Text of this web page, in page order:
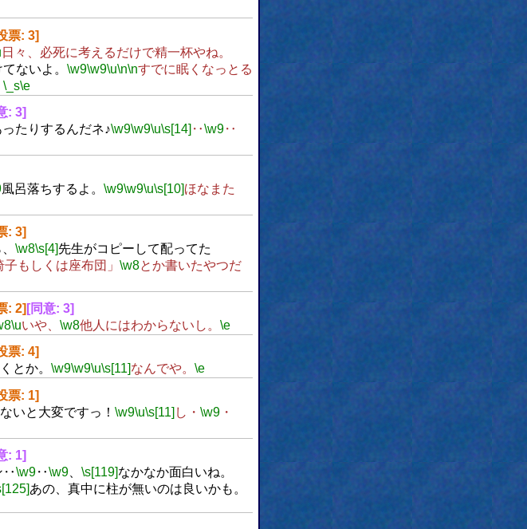
票: 3]
日々、必死に考えるだけで精一杯やね。
ないよ。 \w9\w9\u\n\nすでに眠くなっとる
\_s\e
: 3]
たりするんだネ♪\w9\w9\u\s[14] ‥\w9‥
風呂落ちするよ。 \w9\w9\u\s[10]ほなまた
: 3]
\w8\s[4]先生がコピーして配ってた
子もしくは座布団」 \w8とか書いたやつだ
: 2] [同意: 3]
\uいや、 \w8他人にはわからないし。 \e
票: 4]
とか。 \w9\w9\u\s[11] なんでや。 \e
票: 1]
いと大変ですっ！ \w9\u\s[11] し・ \w9・
: 1]
‥\w9‥\w9、 \s[119]なかなか面白いね。
あの、真中に柱が無いのは良いかも。